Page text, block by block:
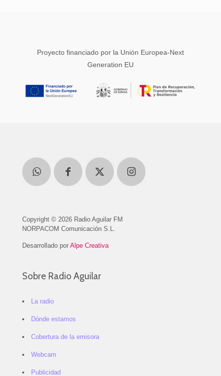
Proyecto financiado por la Unión Europea-Next
Generation EU
Copyright © 2026 Radio Aguilar FM
NORPACOM Comunicación S.L.
Desarrollado por Alpe Creativa
Sobre Radio Aguilar
La radio
Dónde estamos
Cobertura de la emisora
Webcam
Publicidad